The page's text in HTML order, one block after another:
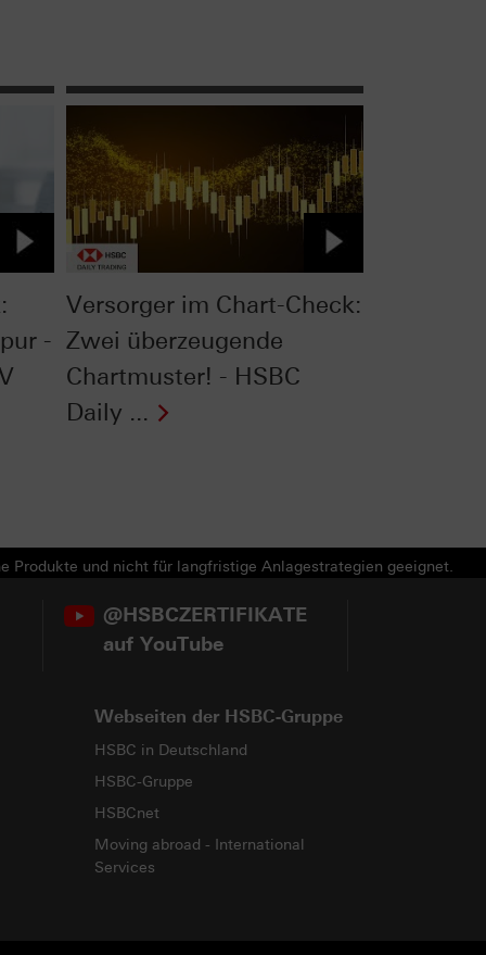
-
Versorger im Chart-Check:
Zwei überzeugende
Chartmuster! - HSBC
Daily ...
Produkte und nicht für langfristige Anlagestrategien geeignet.
@HSBCZERTIFIKATE
auf YouTube
Webseiten der HSBC-Gruppe
HSBC in Deutschland
HSBC-Gruppe
HSBCnet
Moving abroad - International
Services